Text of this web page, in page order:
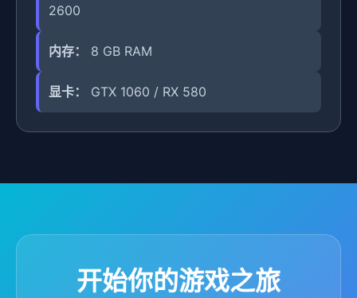
2600
内存： 8 GB RAM
显卡： GTX 1060 / RX 580
开始你的游戏之旅